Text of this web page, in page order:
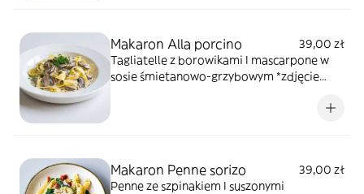
Makaron Alla porcino
39,00 zł
Tagliatelle z borowikami I mascarpone w
sosie śmietanowo-grzybowym *zdjęcie
Makaron Penne sorizo
39,00 zł
Penne ze szpinakiem I suszonymi